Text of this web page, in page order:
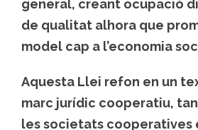
general, creant ocupació
de qualitat alhora que
model cap a l’economia
Aquesta Llei refon en un
marc jurídic cooperatiu,
les societats cooperatives